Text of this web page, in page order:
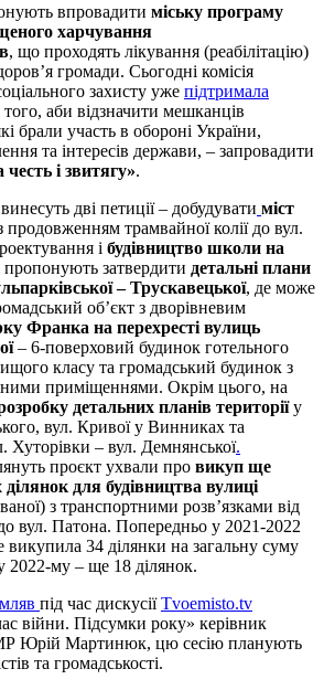
впровадити міську програму
харчування
, що проходять лікування (реабілітацію)
громади. Сьогодні комісія
захисту уже підтримала
аби відзначити мешканців
брали участь в обороні України,
та інтересів держави, – запровадити
честь і звитягу».
дві петиції – добудувати міст
продовженням трамвайної колії до вул.
і будівництво школи на
затвердити детальні плани
– Трускавецької, де може
об’єкт з дворівневим
Франка на перехресті вулиць
– 6-поверховий будинок готельного
класу та громадський будинок з
приміщеннями. Окрім цього, на
детальних планів територіїу
вул. Кривої у Винниках та
Хуторівки – вул. Демнянської.
проєкт ухвали про викуп ще
ділянок для будівництва вулиці
з транспортними розв’язками від
вул. Патона. Попередньо у 2021-2022
викупила 34 ділянки на загальну суму
2022-му – ще 18 ділянок.
під час дискусіїTvoemisto.tv
війни. Підсумки року» керівник
Юрій Мартинюк, цю сесію планують
та громадськості.